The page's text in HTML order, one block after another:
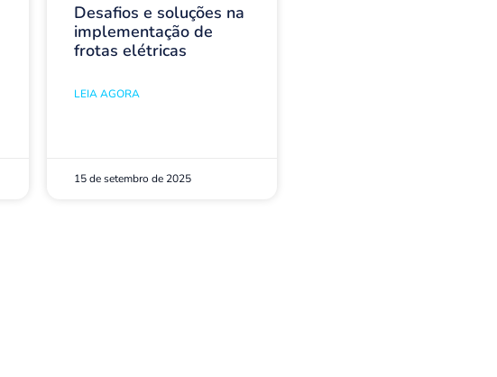
Desafios e soluções na
implementação de
frotas elétricas
LEIA AGORA
15 de setembro de 2025